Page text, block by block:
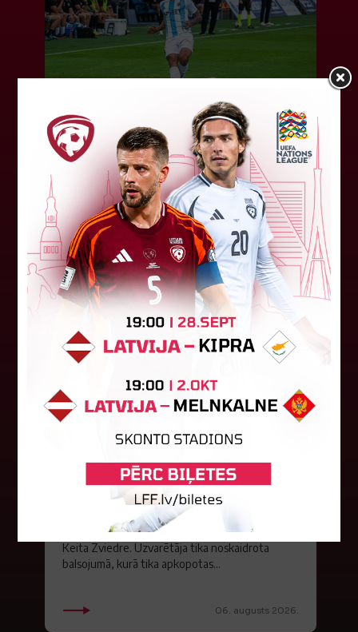
"Riga FC" iegūst handikapu, RFS
būs jāatspēlējas
Ceturtdienas vakarā savas spēles UEFA
Konferences līgas kvalifikācijas trešajā kārtā
aizvadīja divi Latvijas klubi. FC RFS izbraukumā ar
0:2 zaudēja Čehijas "Jablonec"...
06. augusts 2026.
Jūlijā par labāko "LuckyBet" SFL
atzīta Keita Zviedre
Par "LuckyBet" Sieviešu futbola līgas jūnija
labāko spēlētāju atzīta FS "Metta" spēlētāja
Keita Zviedre. Uzvarētāja tika noskaidrota
balsojumā, kurā tika apkopotas...
06. augusts 2026.